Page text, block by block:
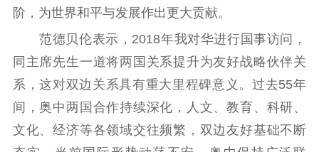
精品生产 文化惠民
文化交流
体制改革
文化产业
紫金文化艺术节
品牌活动 紫艺舞台
精神文明
文明创建 文明实践
文明培育
先进典型
阶，为世界和平与发展作出更大贡献。
范德贝伦表示，2018年我对华进行国事访问，
同主席先生一道将两国关系提升为友好战略伙伴关
系，这对双边关系具有重大里程碑意义。过去55年
间，奥中两国合作持续深化，人文、教育、科研、
文化、经济等各领域交往频繁，双边友好基础不断